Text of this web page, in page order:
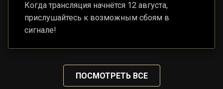
Когда трансляция начнётся 12 августа,
прислушайтесь к возможным сбоям в
сигнале!
ПОСМОТРЕТЬ ВСЕ